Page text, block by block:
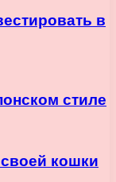
в
стиле
кошки